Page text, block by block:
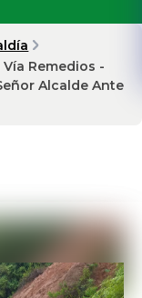
Remedios -
Alcalde Ante